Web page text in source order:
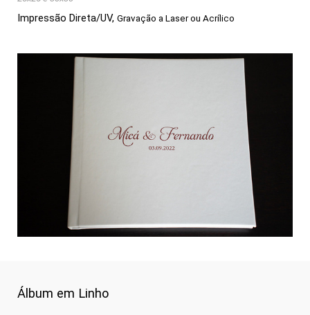
Impressão Direta/UV, Gravação a Laser ou Acrílico
Álbum em Linho